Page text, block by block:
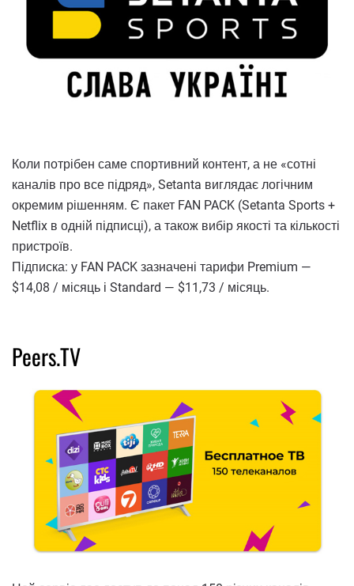
Коли потрібен саме спортивний контент, а не «сотні
каналів про все підряд», Setanta виглядає логічним
окремим рішенням. Є пакет FAN PACK (Setanta Sports +
Netflix в одній підписці), а також вибір якості та кількості
пристроїв.
Підписка: у FAN PACK зазначені тарифи Premium —
$14,08 / місяць і Standard — $11,73 / місяць.
Peers.TV